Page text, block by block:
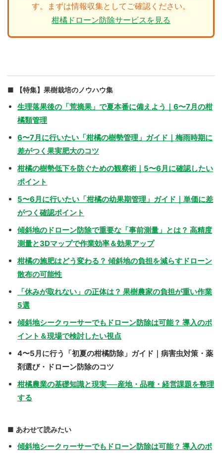
す。まずは情報収集としてご確認ください。
柑橘ドローン防除サービスを見る
【特集】果樹栽培のノウハウ集
生理落果後の「荒摘果」で夏本番に備えよう｜6〜7月の柑
橘類管理
6〜7月に行いたい「柑橘の樹勢管理」ガイド｜梅雨時期に
差がつく果実肥大のコツ
柑橘の樹勢低下を防ぐための観察術｜5〜6月に確認したい
ポイント
5〜6月に行いたい「柑橘の幼果期管理」ガイド｜単価に差
がつく確認ポイント
傾斜地のドローン防除で重要な「事前測量」とは？ 高精度
測量と3Dマップで作業効率＆効果アップ
柑橘の施肥はどう変わる？ 傾斜地の負担を減らすドローン
散布の可能性
「休みが取れない」の正体は？ 果樹農家の負担が重い作業
5選
傾斜地シークヮーサーでもドローン防除は可能？ 導入のポ
イント＆現場で検討したい視点
4〜5月に行う「初夏の柑橘防除」ガイド｜病害虫対策・薬
剤選び・ドローン防除のコツ
柑橘農業の基礎知識と現実──産地・品種・経営課題を整理
する
あわせて読みたい
傾斜地シークヮーサーでもドローン防除は可能？ 導入のポ